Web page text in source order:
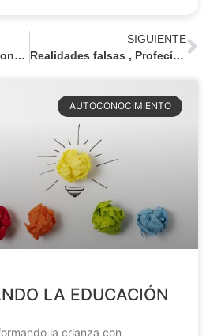
Responsabilidad Emocional: Ghosting y sus consecuencias
SIGUIENTE
Realidades falsas , Profecía autocumplida y Autoamor
AUTOCONOCIMIENTO
LA EDUCACIÓN
la crianza con